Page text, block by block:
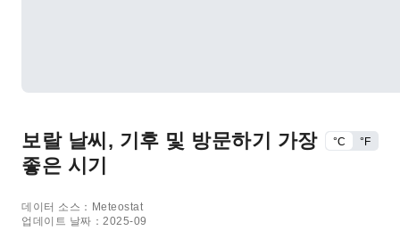
보랄 날씨, 기후 및 방문하기 가장
좋은 시기
°C °F
데이터 소스：Meteostat
업데이트 날짜：2025-09